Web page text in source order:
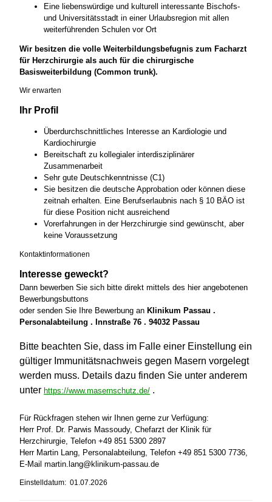
Eine liebenswürdige und kulturell interessante Bischofs-
und Universitätsstadt in einer Urlaubsregion mit allen
weiterführenden Schulen vor Ort
Wir besitzen die volle Weiterbildungsbefugnis zum Facharzt
für Herzchirurgie als auch für die chirurgische
Basisweiterbildung (Common trunk).
Wir erwarten
Ihr Profil
Überdurchschnittliches Interesse an Kardiologie und
Kardiochirurgie
Bereitschaft zu kollegialer interdisziplinärer
Zusammenarbeit
Sehr gute Deutschkenntnisse (C1)
Sie besitzen die deutsche Approbation oder können diese
zeitnah erhalten. Eine Berufserlaubnis nach § 10 BÄO ist
für diese Position nicht ausreichend
Vorerfahrungen in der Herzchirurgie sind gewünscht, aber
keine Voraussetzung
Kontaktinformationen
Interesse geweckt?
Dann bewerben Sie sich bitte direkt mittels des hier angebotenen
Bewerbungsbuttons
oder senden Sie Ihre Bewerbung an Klinikum Passau .
Personalabteilung . Innstraße 76 . 94032 Passau
Bitte beachten Sie, dass im Falle einer Einstellung ein
gültiger Immunitätsnachweis gegen Masern vorgelegt
werden muss. Details dazu finden Sie unter anderem
unter https://www.masernschutz.de/ .
Für Rückfragen stehen wir Ihnen gerne zur Verfügung:
Herr Prof. Dr. Parwis Massoudy, Chefarzt der Klinik für
Herzchirurgie, Telefon +49 851 5300 2897
Herr Martin Lang, Personalabteilung, Telefon +49 851 5300 7736,
E-Mail martin.lang@klinikum-passau.de
Einstelldatum: 01.07.2026